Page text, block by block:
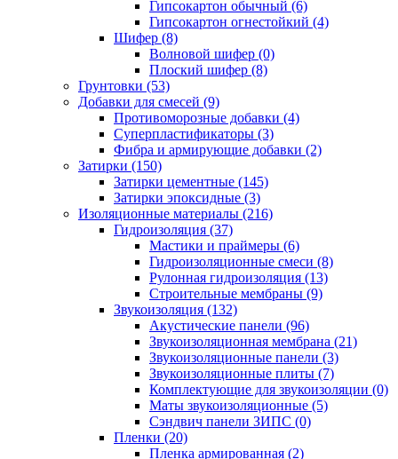
Гипсокартон обычный (6)
Гипсокартон огнестойкий (4)
Шифер (8)
Волновой шифер (0)
Плоский шифер (8)
Грунтовки (53)
Добавки для смесей (9)
Противоморозные добавки (4)
Суперпластификаторы (3)
Фибра и армирующие добавки (2)
Затирки (150)
Затирки цементные (145)
Затирки эпоксидные (3)
Изоляционные материалы (216)
Гидроизоляция (37)
Мастики и праймеры (6)
Гидроизоляционные смеси (8)
Рулонная гидроизоляция (13)
Строительные мембраны (9)
Звукоизоляция (132)
Акустические панели (96)
Звукоизоляционная мембрана (21)
Звукоизоляционные панели (3)
Звукоизоляционные плиты (7)
Комплектующие для звукоизоляции (0)
Маты звукоизоляционные (5)
Сэндвич панели ЗИПС (0)
Пленки (20)
Пленка армированная (2)